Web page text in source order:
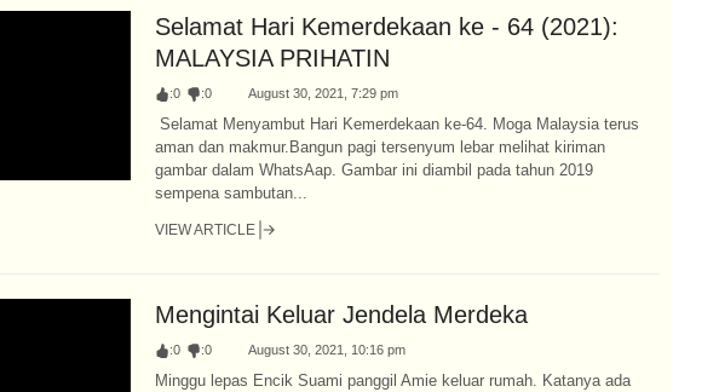
Selamat Hari Kemerdekaan ke - 64 (2021):
MALAYSIA PRIHATIN
:0 :0 August 30, 2021, 7:29 pm
Selamat Menyambut Hari Kemerdekaan ke-64. Moga Malaysia terus
aman dan makmur.Bangun pagi tersenyum lebar melihat kiriman
gambar dalam WhatsAap. Gambar ini diambil pada tahun 2019
sempena sambutan...
VIEW ARTICLE
Mengintai Keluar Jendela Merdeka
:0 :0 August 30, 2021, 10:16 pm
Minggu lepas Encik Suami panggil Amie keluar rumah. Katanya ada